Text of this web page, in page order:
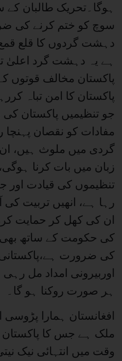
ہوگا۔تحریک طالبان
سوچ کو ختم کرنے کی
دہشت گردوں کا قلع
ہے یہ دہشت گرد اعلیٰ
پاکستان مخالف قوتوں
پاکستان کا امن تباہ
جو تنظیمیں پاکستان
مفادات کو نقصان
گردی میں ملوث ہیں،
زبان میں بات کرنا
تنظیموں کی قیادت اور
رہا ہے، انھیں تربیت کی
ان کی کھل کر حمایت
کی حکومت کے ساتھ بھی
کی ضرورت ہے،پاکستانی
اوربیرونی امداد مل
ہر صورت روکنا ہو گا۔
افغانستان ہمارا پڑوسی
ملک ہے جس کا پاکستان
وقت میں انتہائی نیک